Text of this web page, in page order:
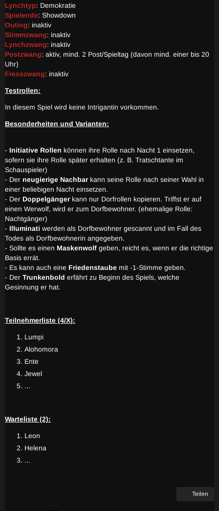
Lynchtyp: Demokratie
Spielende: Showdown
Outing: inaktiv
Stimmzwang: inaktiv
Lynchzwang: inaktiv
Postzwang: aktiv, mind. 2 Post/Spieltag (davon mind. einer bis 20
Uhr)
Fresszwang: inaktiv
Testrollen:
In diesem Spiel wird keine Intrigantin vorkommen.
Besonderheiten und Varianten:
- Initiative Rollen können ihre Rolle nach Nacht 1 einsetzen,
sofern sie ihre Rolle später erhalten (z. B. Tratschtante im
Schauspieler)
- Der neugierige Nachbarkann seine Rolle nach seiner Wahl in
einer beliebigen Nacht einsetzen.
- Der Doppelgängerkann nur Dorfrollen kopieren. Triffst er auf
einen Werwolf, wird er zum Dorfbewohner. (ehemalige Rolle:
Nachtgänger)
- Illuminati werden als Dorfbewohner gescannt und im Fall des
Todes als Dorfbewohnerin angegeben.
- Sollte es einen Maskenwolf geben, reicht es, wenn er die richtige
Basis errät.
- Es kann auch eine Friedenstaube mit -1-Stimme geben.
- Der Trunkenbold erfährt zu Beginn des Spiels, welche
Gesinnung er hat.
Teilnehmerliste (4/X):
Lumpi
Alohomora
Ente
Jewel
...
Warteliste (2):
Leon
Helena
...
Teilen